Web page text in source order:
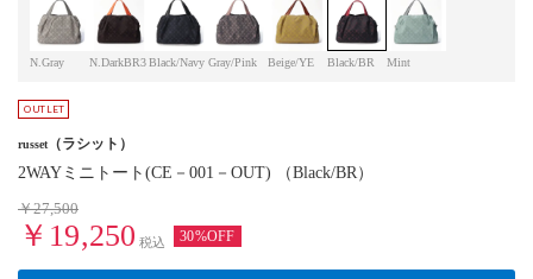
N.Gray N.DarkBR3Black/Navy Gray/Pink Beige/YE Black/BR Mint
russet （ラシット）
2WAYミニトート(CE－001－OUT) （Black/BR）
￥27,500
￥19,250 税込 30%OFF